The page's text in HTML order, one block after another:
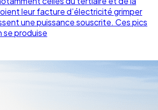
leur facture d’électricité grimper
une puissance souscrite. Ces pics
se produise